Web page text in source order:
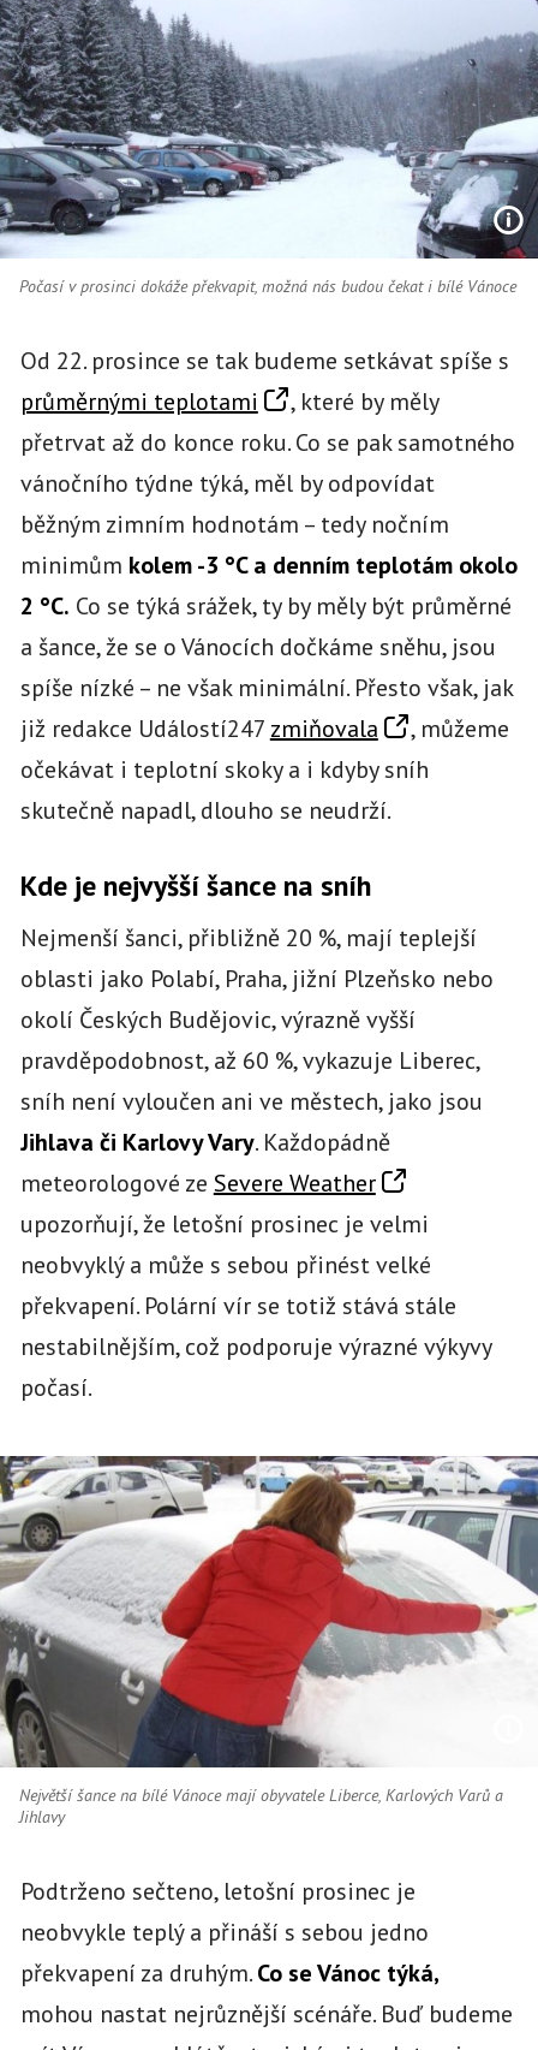
Počasí v prosinci dokáže překvapit, možná nás budou čekat i bílé Vánoce
Od 22. prosince se tak budeme setkávat spíše s
průměrnými teplotami
, které by měly
přetrvat až do konce roku. Co se pak samotného
vánočního týdne týká, měl by odpovídat
běžným zimním hodnotám – tedy nočním
minimům kolem -3 °C a denním teplotám okolo
2 °C. Co se týká srážek, ty by měly být průměrné
a šance, že se o Vánocích dočkáme sněhu, jsou
spíše nízké – ne však minimální. Přesto však, jak
již redakce Událostí247 zmiňovala
, můžeme
očekávat i teplotní skoky a i kdyby sníh
skutečně napadl, dlouho se neudrží.
Kde je nejvyšší šance na sníh
Nejmenší šanci, přibližně 20 %, mají teplejší
oblasti jako Polabí, Praha, jižní Plzeňsko nebo
okolí Českých Budějovic, výrazně vyšší
pravděpodobnost, až 60 %, vykazuje Liberec,
sníh není vyloučen ani ve městech, jako jsou
Jihlava či Karlovy Vary. Každopádně
meteorologové ze Severe Weather
upozorňují, že letošní prosinec je velmi
neobvyklý a může s sebou přinést velké
překvapení. Polární vír se totiž stává stále
nestabilnějším, což podporuje výrazné výkyvy
počasí.
Největší šance na bílé Vánoce mají obyvatele Liberce, Karlových Varů a
Jihlavy
Podtrženo sečteno, letošní prosinec je
neobvykle teplý a přináší s sebou jedno
překvapení za druhým.Co se Vánoc týká,
mohou nastat nejrůznější scénáře. Buď budeme